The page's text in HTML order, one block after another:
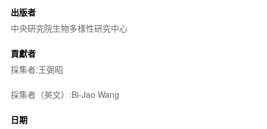
出版者
中央研究院生物多樣性研究中心
貢獻者
採集者:王弼昭
採集者（英文）:Bi-Jao Wang
日期